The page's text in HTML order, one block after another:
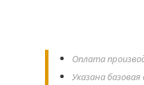
Оплата
Указана